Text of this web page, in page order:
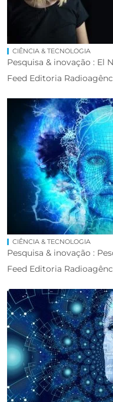
CIÊNCIA & TECNOLOGIA
Pesquisa & inovação : El
Feed Editoria
CIÊNCIA & TECNOLOGIA
Pesquisa & inovação :
Feed Editoria